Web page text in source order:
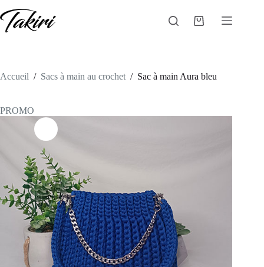
au
contenu
Panier
Accueil / Sacs à main au crochet / Sac à main Aura bleu
PROMO